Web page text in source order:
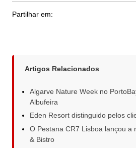
Partilhar em:
Artigos Relacionados
Algarve Nature Week no
Albufeira
Eden Resort distinguido pelos
O Pestana CR7 Lisboa lançou a
& Bistro